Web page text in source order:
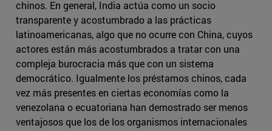
chinos. En general, India actúa como un socio
transparente y acostumbrado a las prácticas
latinoamericanas, algo que no ocurre con China, cuyos
actores están más acostumbrados a tratar con una
compleja burocracia más que con un sistema
democrático. Igualmente los préstamos chinos, cada
vez más presentes en ciertas economías como la
venezolana o ecuatoriana han demostrado ser menos
ventajosos que los de los organismos internacionales